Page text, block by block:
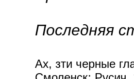
Последняя
Ах, зти черные